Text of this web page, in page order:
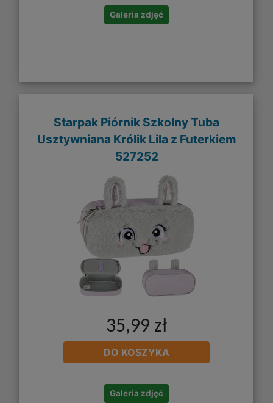
Galeria zdjęć
Starpak Piórnik Szkolny Tuba
Usztywniana Królik Lila z Futerkiem
527252
35,99 zł
DO KOSZYKA
Galeria zdjęć